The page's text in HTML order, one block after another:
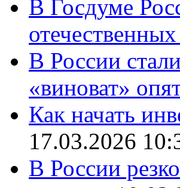
В Госдуме
В России
«виноват»
Как начать
17.03.2026
В России